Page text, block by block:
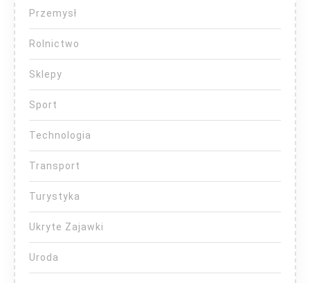
Przemysł
Rolnictwo
Sklepy
Sport
Technologia
Transport
Turystyka
Ukryte Zajawki
Uroda